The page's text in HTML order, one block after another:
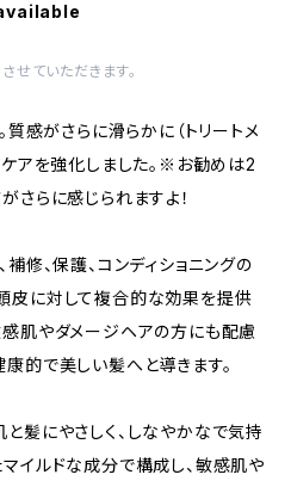
せていただきます。
感がさらに滑らかに（トリートメ
ケアを強化しました。※お勧めは2
さらに感じられますよ！
補修、保護、コンディショニングの
皮に対して複合的な効果を提供
感肌やダメージヘアの方にも配慮
的で美しい髪へと導きます。
髪にやさしく、しなやかなで気持
イルドな成分で構成し、敏感肌や